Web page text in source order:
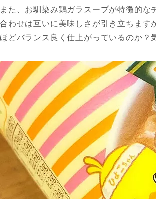
また、お馴染み鶏ガラスープが特徴的
合わせは互いに美味しさが引き立ちます
ほどバランス良く仕上がっているのか？